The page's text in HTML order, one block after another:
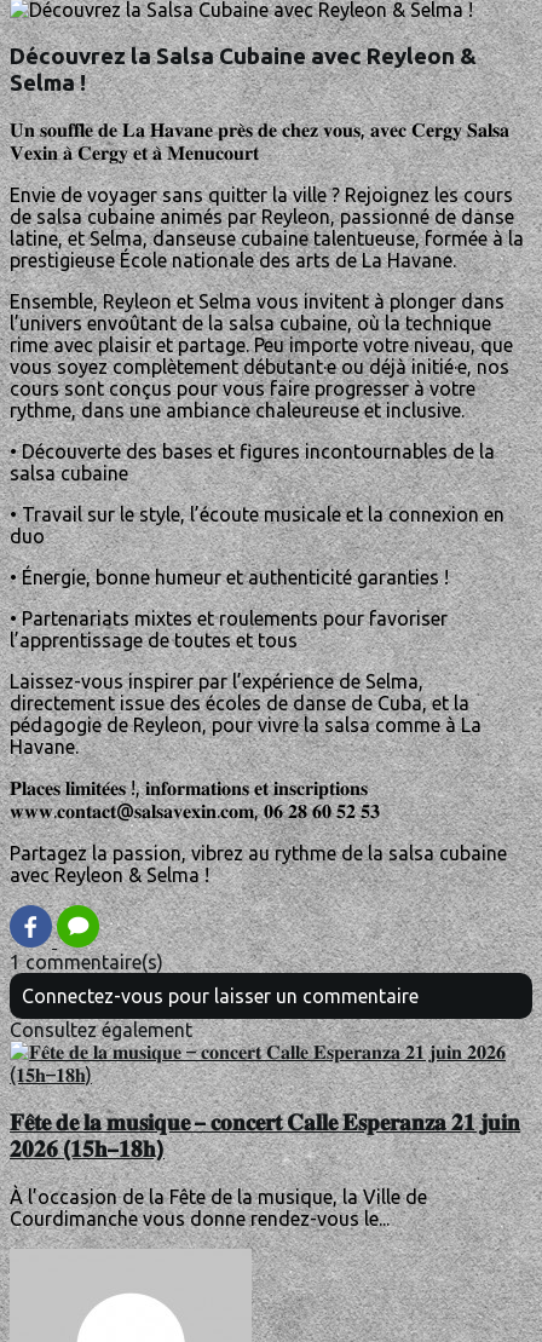
Découvrez la Salsa Cubaine avec Reyleon &
Selma !
𝐔𝐧 𝐬𝐨𝐮𝐟𝐟𝐥𝐞 𝐝𝐞 𝐋𝐚 𝐇𝐚𝐯𝐚𝐧𝐞 𝐩𝐫𝐞̀𝐬 𝐝𝐞 𝐜𝐡𝐞𝐳 𝐯𝐨𝐮𝐬, 𝐚𝐯𝐞𝐜 𝐂𝐞𝐫𝐠𝐲 𝐒𝐚𝐥𝐬𝐚
𝐕𝐞𝐱𝐢𝐧 𝐚̀ 𝐂𝐞𝐫𝐠𝐲 𝐞𝐭 𝐚̀ 𝐌𝐞𝐧𝐮𝐜𝐨𝐮𝐫𝐭
Envie de voyager sans quitter la ville ? Rejoignez les cours
de salsa cubaine animés par Reyleon, passionné de danse
latine, et Selma, danseuse cubaine talentueuse, formée à la
prestigieuse École nationale des arts de La Havane.
Ensemble, Reyleon et Selma vous invitent à plonger dans
l’univers envoûtant de la salsa cubaine, où la technique
rime avec plaisir et partage. Peu importe votre niveau, que
vous soyez complètement débutant·e ou déjà initié·e, nos
cours sont conçus pour vous faire progresser à votre
rythme, dans une ambiance chaleureuse et inclusive.
• Découverte des bases et figures incontournables de la
salsa cubaine
• Travail sur le style, l’écoute musicale et la connexion en
duo
• Énergie, bonne humeur et authenticité garanties !
• Partenariats mixtes et roulements pour favoriser
l’apprentissage de toutes et tous
Laissez-vous inspirer par l’expérience de Selma,
directement issue des écoles de danse de Cuba, et la
pédagogie de Reyleon, pour vivre la salsa comme à La
Havane.
𝐏𝐥𝐚𝐜𝐞𝐬 𝐥𝐢𝐦𝐢𝐭𝐞́𝐞𝐬 !, 𝐢𝐧𝐟𝐨𝐫𝐦𝐚𝐭𝐢𝐨𝐧𝐬 𝐞𝐭 𝐢𝐧𝐬𝐜𝐫𝐢𝐩𝐭𝐢𝐨𝐧𝐬
𝐰𝐰𝐰.𝐜𝐨𝐧𝐭𝐚𝐜𝐭@𝐬𝐚𝐥𝐬𝐚𝐯𝐞𝐱𝐢𝐧.𝐜𝐨𝐦, 𝟎𝟔 𝟐𝟖 𝟔𝟎 𝟓𝟐 𝟓𝟑
Partagez la passion, vibrez au rythme de la salsa cubaine
avec Reyleon & Selma !
1 commentaire(s)
Connectez-vous pour laisser un commentaire
Consultez également
𝐅𝐞̂𝐭𝐞 𝐝𝐞 𝐥𝐚 𝐦𝐮𝐬𝐢𝐪𝐮𝐞 – 𝐜𝐨𝐧𝐜𝐞𝐫𝐭 𝐂𝐚𝐥𝐥𝐞 𝐄𝐬𝐩𝐞𝐫𝐚𝐧𝐳𝐚 𝟐𝟏 𝐣𝐮𝐢𝐧
𝟐𝟎𝟐𝟔 (𝟏𝟓𝐡–𝟏𝟖𝐡)
À l’occasion de la Fête de la musique, la Ville de
Courdimanche vous donne rendez-vous le...